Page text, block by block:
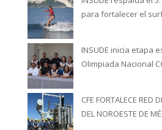
para fortalecer el
INSUDE inicia etapa
Olimpiada Nacional
CFE FORTALECE RED
DEL NOROESTE DE